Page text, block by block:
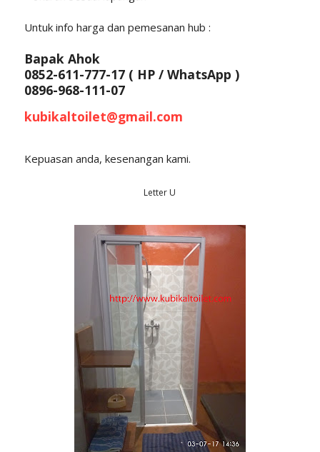
Untuk info harga dan pemesanan hub :
Bapak Ahok
0852-611-777-17 ( HP / WhatsApp )
0896-968-111-07
kubikaltoilet@gmail.com
Kepuasan anda, kesenangan kami.
Letter U